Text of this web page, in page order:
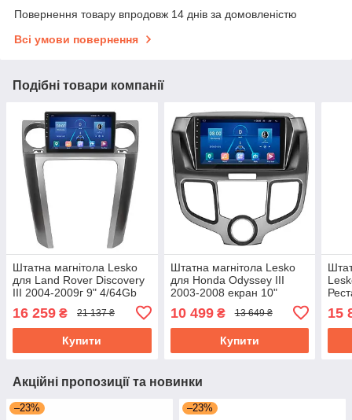
Повернення товару впродовж 14 днів за домовленістю
Всі умови повернення
Подібні товари компанії
Штатна магнітола Lesko
для Land Rover Discovery
III 2004-2009г 9" 4/64Gb
ровер Дискавері
16 259 ₴ 21 137 ₴
Купити
Штатна магнітола Lesko
для Honda Odyssey III
2003-2008 екран 10"
4/64Gb 4G Wi-Fi GPS Top
Хонда Одісей
10 499₴ 13 649 ₴
Купити
15
Акційні пропозиції та новинки
–23% –23%